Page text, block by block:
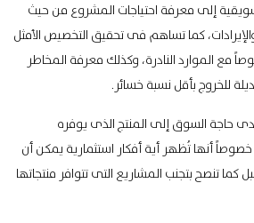
إلى معرفة احتياجات المشروع من حيث
والإيرادات، كما تساهم فى تحقيق التخصيص الأمثل
مع الموارد النادرة، وكذلك معرفة المخاطر
للخروج بأقل نسبة خسائر.
حاجة السوق إلى المنتج الذى يوفره
أنها تُظهر أيةأفكار استثمارية يمكن أن
كما تنصح بتجنب المشاريع التى تتوافر منتجاتها